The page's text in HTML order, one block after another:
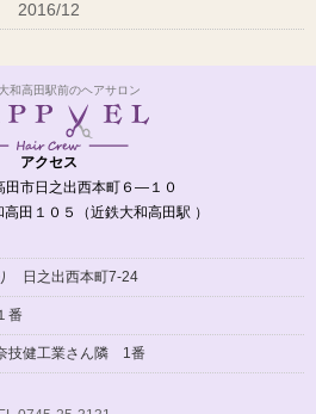
2016/12
和高田駅前のヘアサロン
アクセス
田市日之出西本町６―１０
田１０５（近鉄大和高田駅 ）
日之出西本町7-24
番
技健工業さん隣 1番